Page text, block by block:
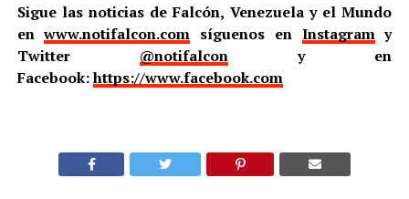
Sigue las noticias de Falcón, Venezuela y el Mundo
enwww.notifalcon.com síguenos en Instagramy
Twitter @notifalcony en
Facebook:https://www.facebook.com